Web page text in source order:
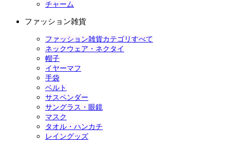
チャーム
ファッション雑貨
ファッション雑貨カテゴリすべて
ネックウェア・ネクタイ
帽子
イヤーマフ
手袋
ベルト
サスペンダー
サングラス・眼鏡
マスク
タオル・ハンカチ
レイングッズ